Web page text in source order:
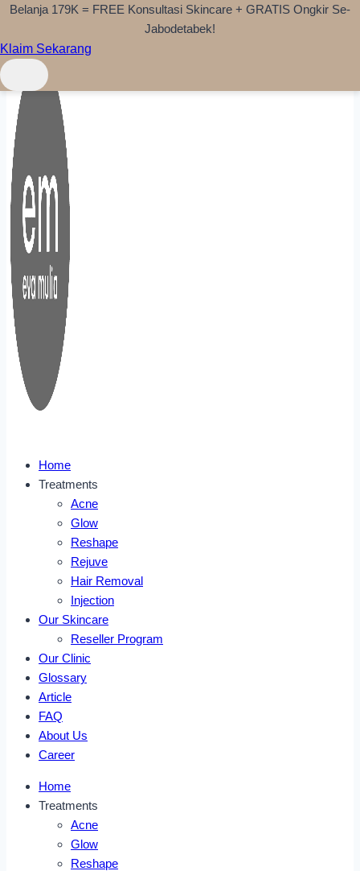
Skip to content
Home
Treatments
Acne
Glow
Reshape
Rejuve
Hair Removal
Injection
Our Skincare
Reseller Program
Our Clinic
Glossary
Article
FAQ
About Us
Career
Home
Treatments
Acne
Glow
Reshape
Belanja 179K = FREE Konsultasi Skincare + GRATIS Ongkir Se-
Jabodetabek!
Klaim Sekarang